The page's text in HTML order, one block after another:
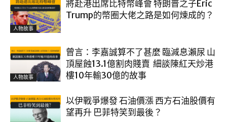
人物故事
將赴港出席比特幣峰會 特朗普之子Eric
Trump的幣圈大佬之路是如何煉成的？
人物故事
曾言：李嘉誠算不了甚麼 臨減息瀨尿 山
頂屋蝕13.1億割肉賤賣 細談陳紅天炒港
樓10年輸30億的故事
以伊戰爭爆發 石油價漲 西方石油股價有
望再升 巴菲特笑到最後？